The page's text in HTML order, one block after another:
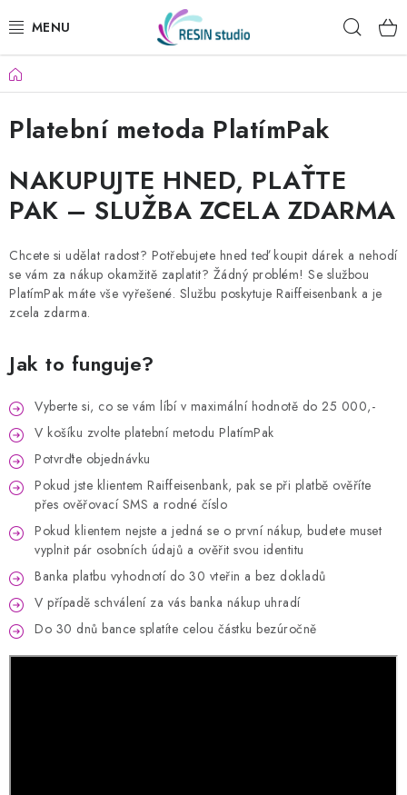
na
KREATÍVNE SADY
ŽIVICA
PRÁŠKOVÉ HMOTY
DREVENÉ STAVEBNICE
MYDLÁ
SVIEČKY
OBRAZY PODĽA FOTKY
SQUISHY
DIAMANTOVÉ MAĽOVANIE
VÝPREDAJ
VÝROBKY ZO ŽIVICE
DARČEKOVÉ POUKAZY
NOVINKY
Domov
Platební metoda PlatímPak
NAKUPUJTE HNED, PLAŤTE
PAK – SLUŽBA ZCELA ZDARMA
Chcete si udělat radost? Potřebujete hned teď koupit dárek a nehodí
se vám za nákup okamžitě zaplatit? Žádný problém! Se službou
PlatímPak máte vše vyřešené. Službu poskytuje Raiffeisenbank a je
zcela zdarma.
Jak to funguje?
Vyberte si, co se vám líbí v maximální hodnotě do 25 000,-
V košíku zvolte platební metodu PlatímPak
Potvrďte objednávku
Pokud jste klientem Raiffeisenbank, pak se při platbě ověříte
přes ověřovací SMS a rodné číslo
Pokud klientem nejste a jedná se o první nákup, budete muset
vyplnit pár osobních údajů a ověřit svou identitu
Banka platbu vyhodnotí do 30 vteřin a bez dokladů
V případě schválení za vás banka nákup uhradí
Do 30 dnů bance splatíte celou částku bezúročně